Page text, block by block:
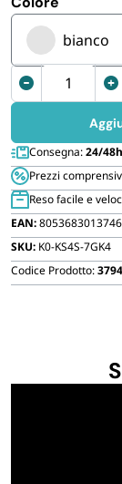
bianco
Tavolo
da
pieghevole
piccolo
44x44x50
cm
quantità
Consegna:24/
Prezzi
Reso facile e
EAN:8053683013746
SKU: K0-KS4S-7GK4
Codice Prodotto: